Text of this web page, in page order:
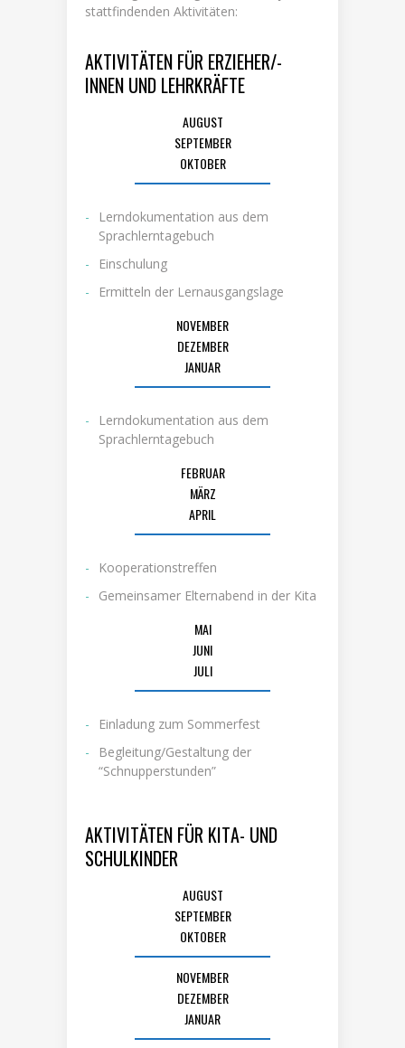
stattfindenden Aktivitäten:
AKTIVITÄTEN FÜR ERZIEHER/-
INNEN UND LEHRKRÄFTE
AUGUST
SEPTEMBER
OKTOBER
Lerndokumentation aus dem
Sprachlerntagebuch
Einschulung
Ermitteln der Lernausgangslage
NOVEMBER
DEZEMBER
JANUAR
Lerndokumentation aus dem
Sprachlerntagebuch
FEBRUAR
MÄRZ
APRIL
Kooperationstreffen
Gemeinsamer Elternabend in der Kita
MAI
JUNI
JULI
Einladung zum Sommerfest
Begleitung/Gestaltung der
“Schnupperstunden”
AKTIVITÄTEN FÜR KITA- UND
SCHULKINDER
AUGUST
SEPTEMBER
OKTOBER
NOVEMBER
DEZEMBER
JANUAR